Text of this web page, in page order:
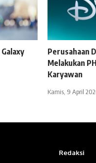
Perusahaan
Melakukan
Karyawan
Kamis, 9 April
Redaksi